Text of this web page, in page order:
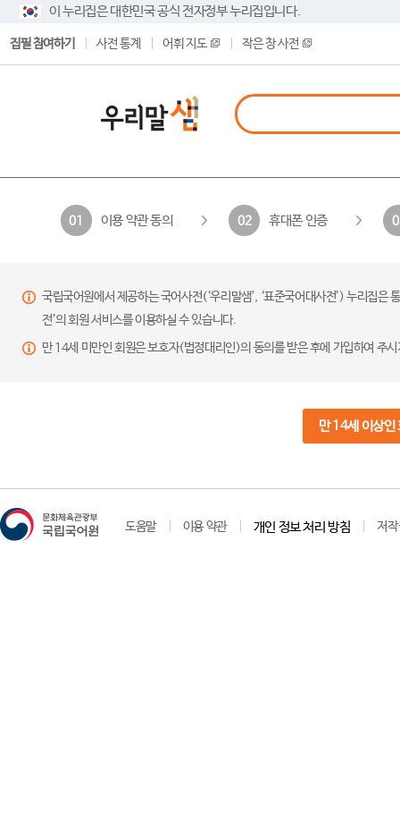
이 누리집은 대한민국 공식 전자정부 누리집입니다.
집필 참여하기 사전 통계 어휘 지도 작은 창 사전
01 이용 약관 동의 02 휴대폰 인증
국립국어원에서 제공하는 국어사전(‘우리말샘’, ‘표준국어대사전’) 누리집
전’의 회원 서비스를 이용하실 수 있습니다.
만 14세 미만인 회원은 보호자(법정대리인)의 동의를 받은 후에 가입하여 주
만 14세 이상인
도움말 이용 약관 개인 정보 처리 방침 저